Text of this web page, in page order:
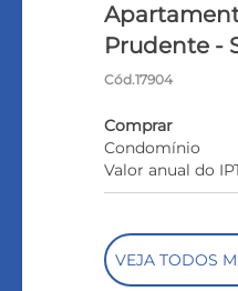
Prudente -
Cód.17904
Comprar
Condomínio
Valor anual do
VEJA TODOS